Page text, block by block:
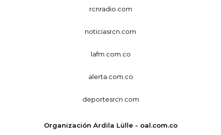
rcnradio.com
noticiasrcn.com
lafm.com.co
alerta.com.co
deportesrcn.com
Organización Ardila Lülle - oal.com.co